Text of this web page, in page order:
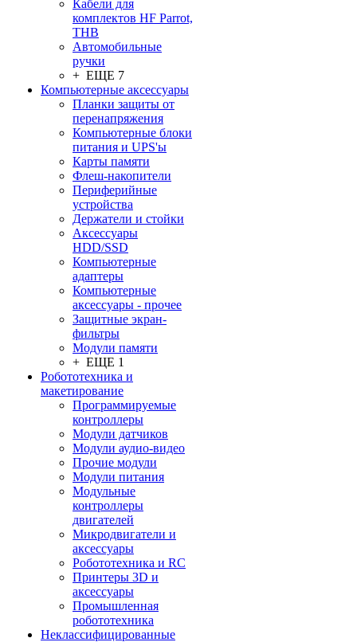
Кабели для
комплектов HF Parrot,
THB
Автомобильные
ручки
+ ЕЩЕ 7
Компьютерные аксессуары
Планки защиты от
перенапряжения
Компьютерные блоки
питания и UPS'ы
Карты памяти
Флеш-накопители
Периферийные
устройства
Держатели и стойки
Аксессуары
HDD/SSD
Компьютерные
адаптеры
Компьютерные
аксессуары - прочее
Защитные экран-
фильтры
Модули памяти
+ ЕЩЕ 1
Робототехника и
макетирование
Программируемые
контроллеры
Модули датчиков
Модули аудио-видео
Прочие модули
Модули питания
Модульные
контроллеры
двигателей
Микродвигатели и
аксессуары
Робототехника и RC
Принтеры 3D и
аксессуары
Промышленная
робототехника
Неклассифицированные